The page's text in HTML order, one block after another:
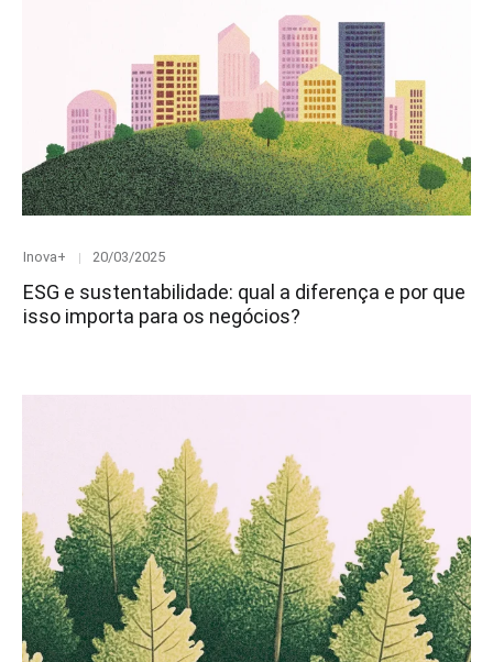
Category
Inova+
Posted
20/03/2025
ESG e sustentabilidade: qual a diferença e por que
isso importa para os negócios?